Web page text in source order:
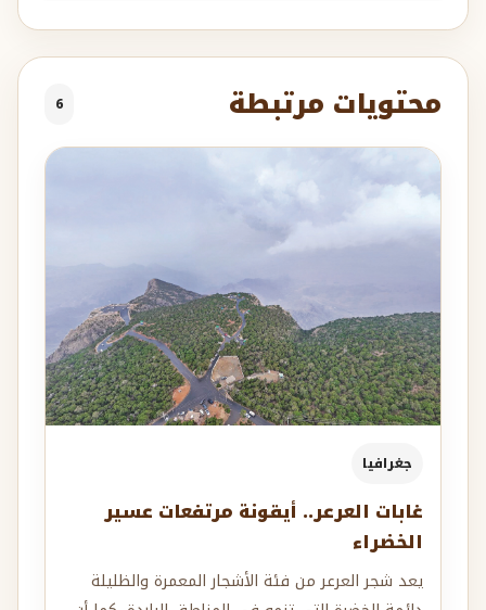
محتويات مرتبطة 6
جغرافيا
غابات العرعر.. أيقونة مرتفعات عسير
الخضراء
يعد شجر العرعر من فئة الأشجار المعمرة والظليلة